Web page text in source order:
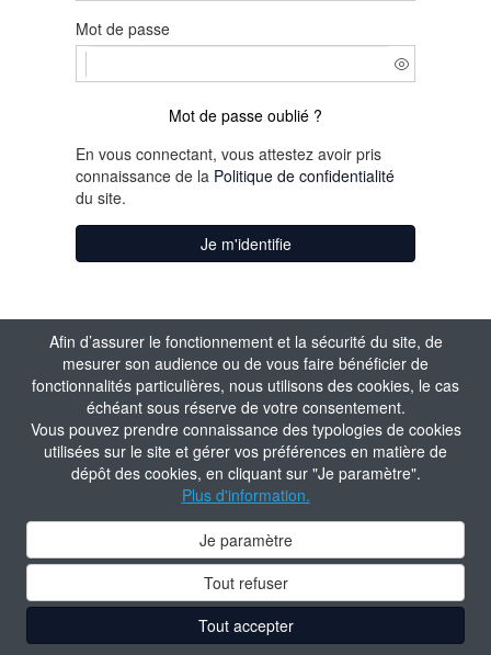
Afin d’assurer le fonctionnement et la sécurité du site, de
mesurer son audience ou de vous faire bénéficier de
fonctionnalités particulières, nous utilisons des cookies, le cas
échéant sous réserve de votre consentement.
Vous pouvez prendre connaissance des typologies de cookies
utilisées sur le site et gérer vos préférences en matière de
dépôt des cookies, en cliquant sur "Je paramètre".
Plus d'information.
Je paramètre
Tout refuser
Tout accepter
Mot de passe
Mot de passe oublié ?
En vous connectant, vous attestez avoir pris
connaissance de la Politique de confidentialité
du site.
Je m'identifie